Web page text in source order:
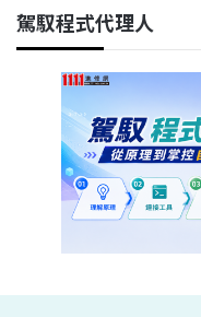
駕馭程式代理人